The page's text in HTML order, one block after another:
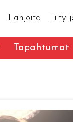
Lahjoita Liity
Tapahtumat